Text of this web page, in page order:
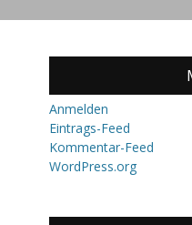
Anmelden
Eintrags-Feed
Kommentar-Feed
WordPress.org